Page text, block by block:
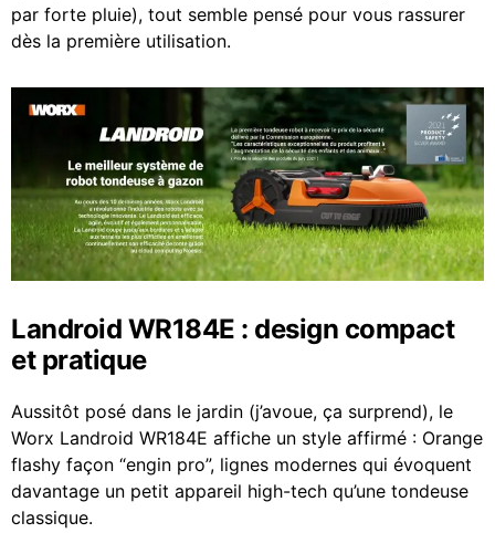
par forte pluie), tout semble pensé pour vous rassurer
dès la première utilisation.
Landroid WR184E : design compact
et pratique
Aussitôt posé dans le jardin (j’avoue, ça surprend), le
Worx Landroid WR184E affiche un style affirmé : Orange
flashy façon “engin pro”, lignes modernes qui évoquent
davantage un petit appareil high-tech qu’une tondeuse
classique.